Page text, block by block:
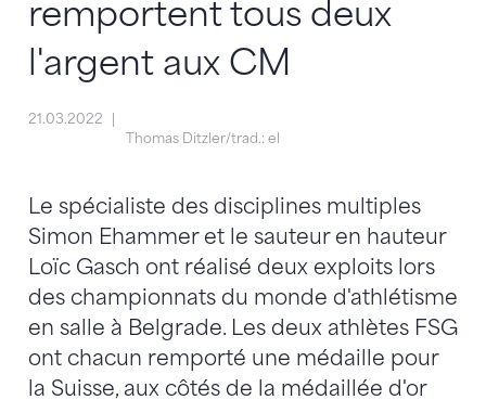
remportent tous deux
l'argent aux CM
21.03.2022
Thomas Ditzler/trad.: el
Le spécialiste des disciplines multiples
Simon Ehammer et le sauteur en hauteur
Loïc Gasch ont réalisé deux exploits lors
des championnats du monde d'athlétisme
en salle à Belgrade. Les deux athlètes FSG
ont chacun remporté une médaille pour
la Suisse, aux côtés de la médaillée d'or